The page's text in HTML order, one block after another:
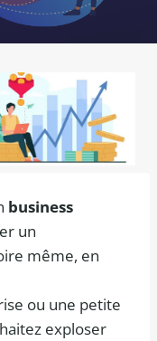
business
un
même, en
ou une petite
exploser